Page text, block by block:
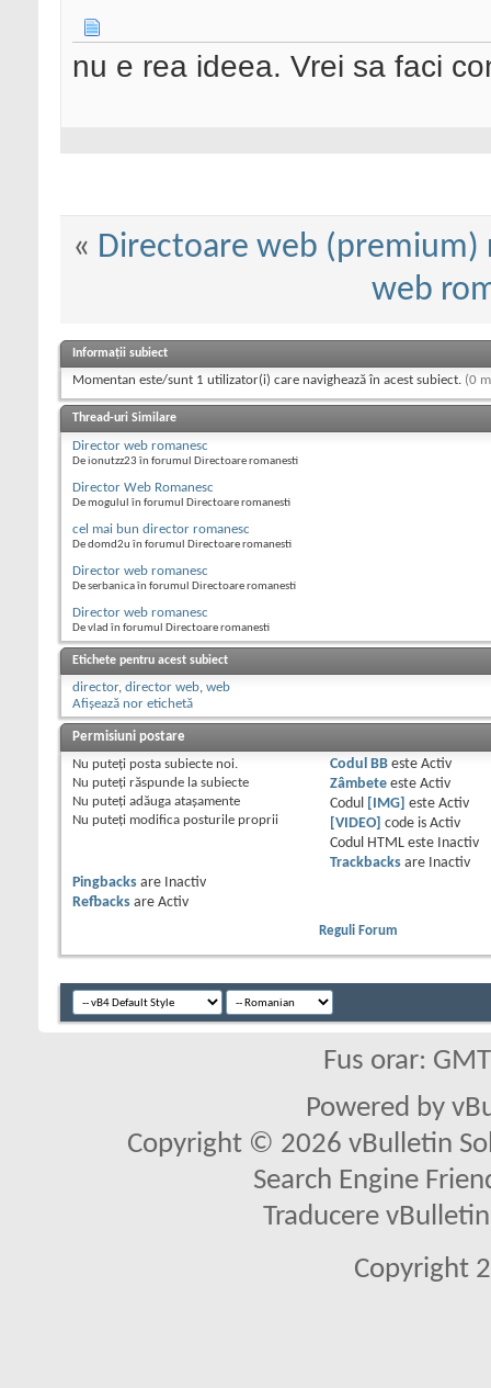
nu e rea ideea. Vrei sa faci
« Directoare web (premium)
web
Informații subiect
Momentan este/sunt 1 utilizator(i) care navighează în acest subiect. (0
Thread-uri Similare
Director web romanesc
De ionutzz23 în forumul Directoare romanesti
Director Web Romanesc
De mogulul în forumul Directoare romanesti
cel mai bun director romanesc
De domd2u în forumul Directoare romanesti
Director web romanesc
De serbanica în forumul Directoare romanesti
Director web romanesc
De vlad în forumul Directoare romanesti
Etichete pentru acest subiect
director, director web, web
Afișează nor etichetă
Permisiuni postare
Nu puteţi posta subiecte noi.
Nu puteţi răspunde la subiecte
Nu puteţi adăuga ataşamente
Nu puteţi modifica posturile proprii
Codul BBeste Activ
Zâmbeteeste Activ
Codul
[IMG] este Activ
[VIDEO]
code is Activ
Codul HTML este
Inactiv
Trackbacksare
Inactiv
Pingbacks are
Inactiv
Refbacks are Activ
Reguli Forum
Fus orar:
Powered by
Copyright © 2026 vBulletin
Search Engine
Traducere
Copyright